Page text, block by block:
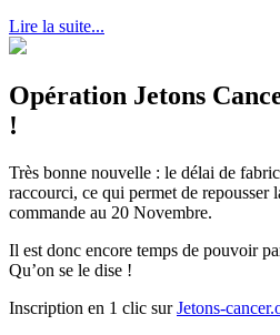
Lire la suite...
Opération Jetons
!
Très bonne nouvelle : le délai de
raccourci, ce qui permet de repousser
commande au 20 Novembre.
Il est donc encore temps de pouvoir
Qu’on se le dise !
Inscription en 1 clic surJetons-